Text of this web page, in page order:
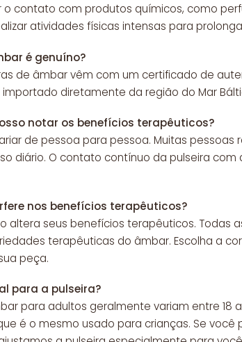
o contato com produtos químicos, como
atividades físicas intensas para
é genuíno?
de âmbar vêm com um certificado de
diretamente da região do Mar
notar os benefícios terapêuticos?
de pessoa para pessoa. Muitas
diário. O contato contínuo da pulseira
nos benefícios terapêuticos?
altera seus benefícios terapêuticos. Todas
terapêuticas do âmbar. Escolha a
peça.
para a pulseira?
para adultos geralmente variam entre 18
é o mesmo usado para crianças. Se